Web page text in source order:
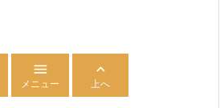

メニュー

上へ